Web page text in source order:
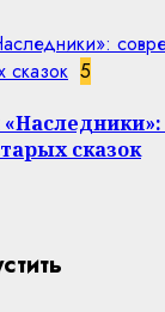
сказок 5
сказок